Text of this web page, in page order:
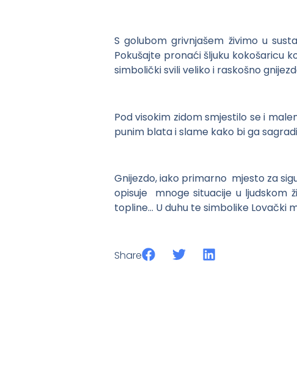
S golubom grivnjašem živimo u
Pokušajte pronaći šljuku kokošaricu
simbolički svili veliko i raskošno
Pod visokim zidom smjestilo se i
punim blata i slame kako bi ga
Gnijezdo, iako primarno mjesto za
opisuje mnoge situacije u ljudskom
topline… U duhu te simbolike Lovački
Share